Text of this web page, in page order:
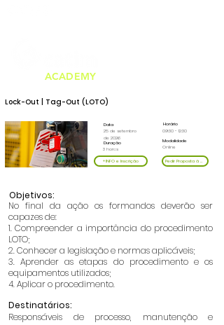
ACADEMY
Lock-Out | Tag-Out (LOTO)
Data
25 de setembro
de 2026
Duração
3 horas
+INFO e Inscrição
Horário
09:30 - 12:30
Modalidade
Online
Pedir Proposta à Medida
Objetivos:
No final da ação os formandos deverão ser
capazes de:
1. Compreender a importância do procedimento
LOTO;
2. Conhecer a legislação e normas aplicáveis;
3. Aprender as etapas do procedimento e os
equipamentos utilizados;
4. Aplicar o procedimento.
Destinatários:
Responsáveis de processo, manutenção e